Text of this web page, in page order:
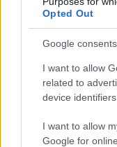
Opted Out
Google consents
I want to allow
related to
device identifiers
I want to allow
Google for
Lgbtq News
Investeren 24
NL Newz